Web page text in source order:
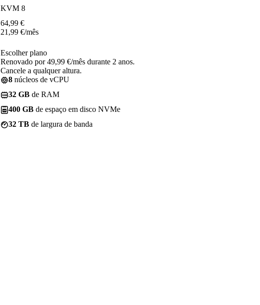
KVM 8
64,99 €
21,99 €/mês
Escolher plano
Renovado por 49,99 €/mês durante 2 anos.
Cancele a qualquer altura.
8 núcleos de vCPU
32 GB de RAM
400 GB de espaço em disco NVMe
32 TB de largura de banda